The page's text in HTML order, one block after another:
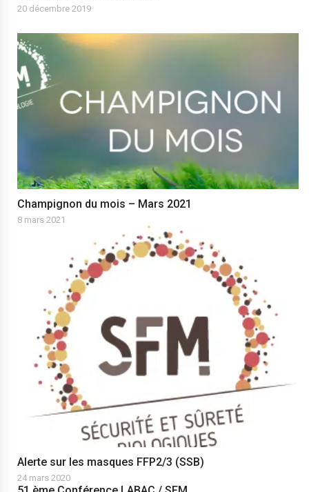
20 décembre 2019
Champignon du mois – Mars 2021
8 mars 2021
Alerte sur les masques FFP2/3 (SSB)
24 mars 2020